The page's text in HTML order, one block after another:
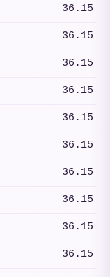
36.15
36.15
36.15
36.15
36.15
36.15
36.15
36.15
36.15
36.15